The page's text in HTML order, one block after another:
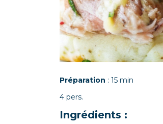
Préparation : 15 min
4 pers.
Ingrédients :